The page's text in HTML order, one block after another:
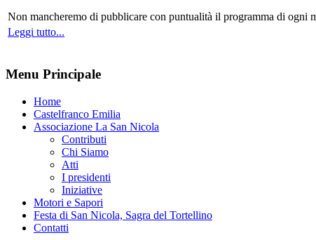
Non mancheremo di pubblicare con puntualità il programma di ogni
Leggi tutto...
Menu Principale
Home
Castelfranco Emilia
Associazione La San Nicola
Contributi
Chi Siamo
Atti
I presidenti
Iniziative
Motori e Sapori
Festa di San Nicola, Sagra del Tortellino
Contatti